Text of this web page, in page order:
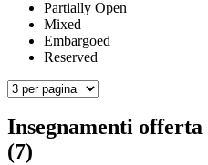
Partially Open
Mixed
Embargoed
Reserved
Insegnamenti
(7)